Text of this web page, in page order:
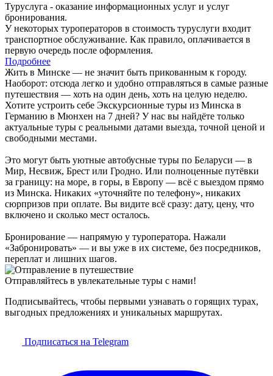
Туруслуга - оказание информационных услуг и услуг
бронирования.
У некоторых туроператоров в стоимость туруслуги входит
транспортное обслуживание. Как правило, оплачивается в
первую очередь после оформления.
Подробнее
Жить в Минске — не значит быть прикованным к городу.
Наоборот: отсюда легко и удобно отправляться в самые разные
путешествия — хоть на один день, хоть на целую неделю.
Хотите устроить себе Экскурсионные туры из Минска в
Германию в Мюнхен на 7 дней? У нас вы найдёте только
актуальные туры с реальными датами выезда, точной ценой и
свободными местами.
Это могут быть уютные автобусные туры по Беларуси — в
Мир, Несвиж, Брест или Гродно. Или полноценные путёвки
за границу: на море, в горы, в Европу — всё с выездом прямо
из Минска. Никаких «уточняйте по телефону», никаких
сюрпризов при оплате. Вы видите всё сразу: дату, цену, что
включено и сколько мест осталось.
Бронирование — напрямую у туроператора. Нажали
«Забронировать» — и вы уже в их системе, без посредников,
переплат и лишних шагов.
Отправляйтесь в увлекательные туры с нами!
Подписывайтесь, чтобы первыми узнавать о горящих турах,
выгодных предложениях и уникальных маршрутах.
Подписаться на Telegram